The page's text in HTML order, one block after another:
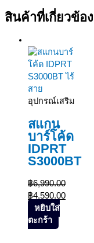
สินค้าที่เกี่ยวข้อง
อุปกรณ์เสริม
สแกน
บาร์โค้ด
IDPRT
S3000BT
฿6,990.00
price
฿4,590.00
price
หยิบใส่
ตะกร้า
price
price